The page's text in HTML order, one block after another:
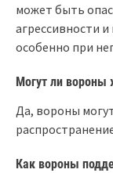
может быть
агрессивности
особенно при
Могут ли вороны
Да, вороны
Как вороны